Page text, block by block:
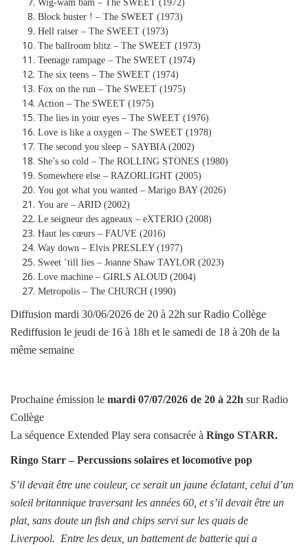
Wig-wam bam – The SWEET (1972)
Block buster ! – The SWEET (1973)
Hell raiser – The SWEET (1973)
The ballroom blitz – The SWEET (1973)
Teenage rampage – The SWEET (1974)
The six teens – The SWEET (1974)
Fox on the run – The SWEET (1975)
Action – The SWEET (1975)
The lies in your eyes – The SWEET (1976)
Love is like a oxygen – The SWEET (1978)
The second you sleep – SAYBIA (2002)
She’s so cold – The ROLLING STONES (1980)
Somewhere else – RAZORLIGHT (2005)
You got what you wanted – Marigo BAY (2026)
You are – ARID (2002)
Le seigneur des agneaux – eXTERIO (2008)
Haut les cœurs – FAUVE (2016)
Way down – Elvis PRESLEY (1977)
Sweet ’till lies – Joanne Shaw TAYLOR (2023)
Love machine – GIRLS ALOUD (2004)
Metropolis – The CHURCH (1990)
Diffusion mardi 30/06/2026 de 20 à 22h sur Radio Collège
Rediffusion le jeudi de 16 à 18h et le samedi de 18 à 20h de la
même semaine
Prochaine émission le mardi 07/07/2026 de 20 à 22h sur Radio
Collège
La séquence Extended Play sera consacrée à Ringo STARR.
Ringo Starr – Percussions solaires et locomotive pop
S’il devait être une couleur, ce serait un jaune éclatant, celui d’un
soleil britannique traversant les années 60, et s’il devait être un
plat, sans doute un fish and chips servi sur les quais de
Liverpool. Entre les deux, un battement de batterie qui a